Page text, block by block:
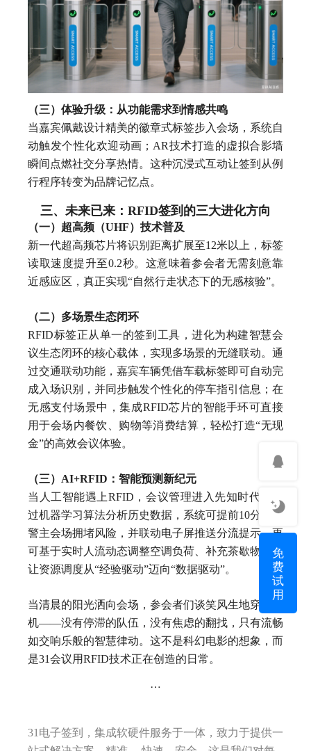
（三）体验升级：从功能需求到情感共鸣
当嘉宾佩戴设计精美的徽章式标签步入会场，系统自
动触发个性化欢迎动画；AR技术打造的虚拟合影墙
瞬间点燃社交分享热情。这种沉浸式互动让签到从例
行程序转变为品牌记忆点。
三、未来已来：RFID签到的三大进化方向
（一）超高频（UHF）技术普及
新一代超高频芯片将识别距离扩展至12米以上，标签
读取速度提升至0.2秒。这意味着参会者无需刻意靠
近感应区，真正实现“自然行走状态下的无感核验”。
（二）多场景生态闭环
RFID标签正从单一的签到工具，进化为构建智慧会
议生态闭环的核心载体，实现多场景的无缝联动。通
过交通联动功能，嘉宾车辆凭借车载标签即可自动完
成入场识别，并同步触发个性化的停车指引信息；在
无感支付场景中，集成RFID芯片的智能手环可直接
用于会场内餐饮、购物等消费结算，轻松打造“无现
金”的高效会议体验。
（三）AI+RFID：智能预测新纪元
当人工智能遇上RFID，会议管理进入先知时代。通
过机器学习算法分析历史数据，系统可提前10分钟预
警主会场拥堵风险，并联动电子屏推送分流提示。更
可基于实时人流动态调整空调负荷、补充茶歇物资，
让资源调度从“经验驱动”迈向“数据驱动”。
当清晨的阳光洒向会场，参会者们谈笑风生地穿过闸
机——没有停滞的队伍，没有焦虑的翻找，只有流畅
如交响乐般的智慧律动。这不是科幻电影的想象，而
是31会议用RFID技术正在创造的日常。
…
31电子签到，集成软硬件服务于一体，致力于提供一
免
费
试
用